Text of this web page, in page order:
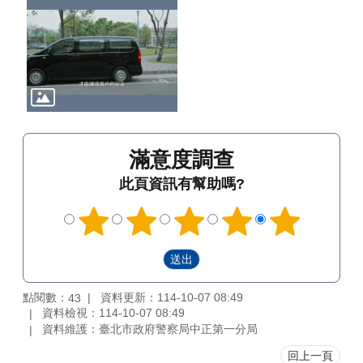
滿意度調查
此頁資訊有幫助嗎?
點閱數： 43
資料更新：114-10-07 08:49
資料檢視：114-10-07 08:49
資料維護：臺北市政府警察局中正第一分局
回上一頁